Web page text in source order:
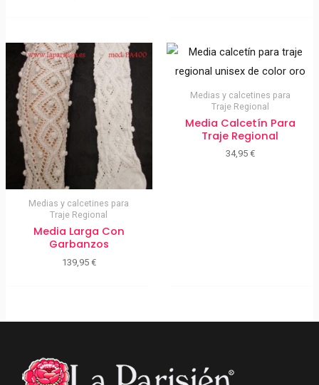
Medias y calcetines para
Traje Regional
Media Larga Con
Garbanzos
139,95 €
Medias y calcetines para
Traje Regional
Media Calcetín Para
Traje Regional
34,95 €